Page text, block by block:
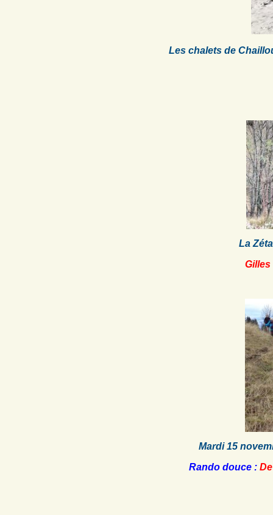
Les chalets de
La
Gilles
Mardi 15
Rando douce :